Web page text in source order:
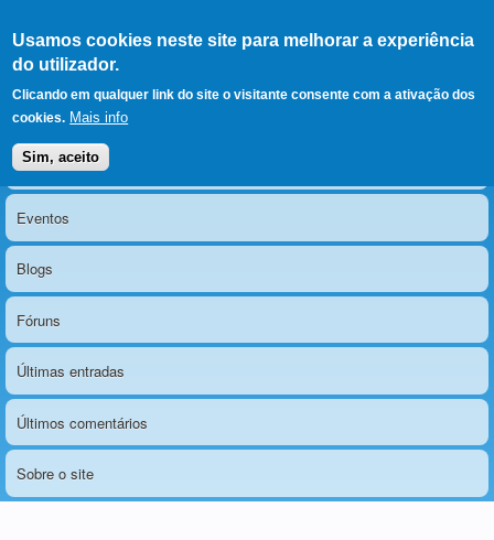
Usamos cookies neste site para melhorar a experiência
do utilizador.
Clicando em qualquer link do site o visitante consente com a ativação dos
cookies. Mais info
Sim, aceito
LERPARAVER , ir para a
página principal
O portal da visão diferente
Menu principal
Notícias
Eventos
Blogs
Fóruns
Últimas entradas
Últimos comentários
Sobre o site